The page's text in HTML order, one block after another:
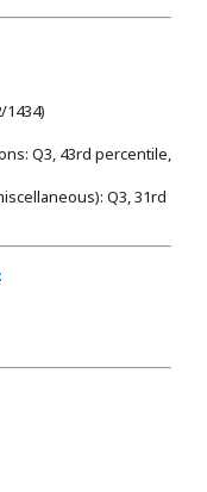
1434)
Q3, 43rd percentile,
Q3, 31rd
: